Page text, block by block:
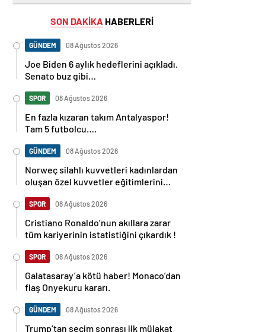
SON DAKİKA HABERLERİ
GÜNDEM 08 Ağustos 2026
Joe Biden 6 aylık hedeflerini açıkladı.
Senato buz gibi…
SPOR 08 Ağustos 2026
En fazla kızaran takım Antalyaspor!
Tam 5 futbolcu….
GÜNDEM 08 Ağustos 2026
Norweç silahlı kuvvetleri kadınlardan
oluşan özel kuvvetler eğitimlerini
SPOR 08 Ağustos 2026
Cristiano Ronaldo’nun akıllara zarar
tüm kariyerinin istatistiğini çıkardık !
SPOR 08 Ağustos 2026
Galatasaray’a kötü haber! Monaco’dan
flaş Onyekuru kararı.
GÜNDEM 08 Ağustos 2026
Trump’tan seçim sonrası ilk mülakat